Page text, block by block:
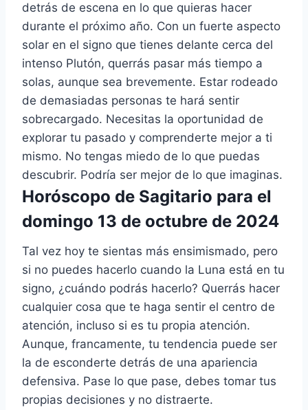
detrás de escena en lo que quieras hacer
durante el próximo año. Con un fuerte aspecto
solar en el signo que tienes delante cerca del
intenso Plutón, querrás pasar más tiempo a
solas, aunque sea brevemente. Estar rodeado
de demasiadas personas te hará sentir
sobrecargado. Necesitas la oportunidad de
explorar tu pasado y comprenderte mejor a ti
mismo. No tengas miedo de lo que puedas
descubrir. Podría ser mejor de lo que imaginas.
Horóscopo de Sagitario para el
domingo 13 de octubre de 2024
Tal vez hoy te sientas más ensimismado, pero
si no puedes hacerlo cuando la Luna está en tu
signo, ¿cuándo podrás hacerlo? Querrás hacer
cualquier cosa que te haga sentir el centro de
atención, incluso si es tu propia atención.
Aunque, francamente, tu tendencia puede ser
la de esconderte detrás de una apariencia
defensiva. Pase lo que pase, debes tomar tus
propias decisiones y no distraerte.